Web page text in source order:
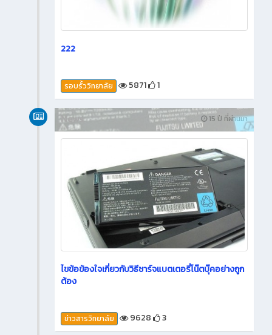
222
รอบรั้ววิทยาลัย 5871 1
15 ปี ที่ผ่านมา
News
ไขข้อข้องใจเกี่ยวกับวิธีชาร์จแบตเตอรี่โน๊ตบุ๊คอย่างถูก
ต้อง
ข่าวสารวิทยาลัย 9628 3